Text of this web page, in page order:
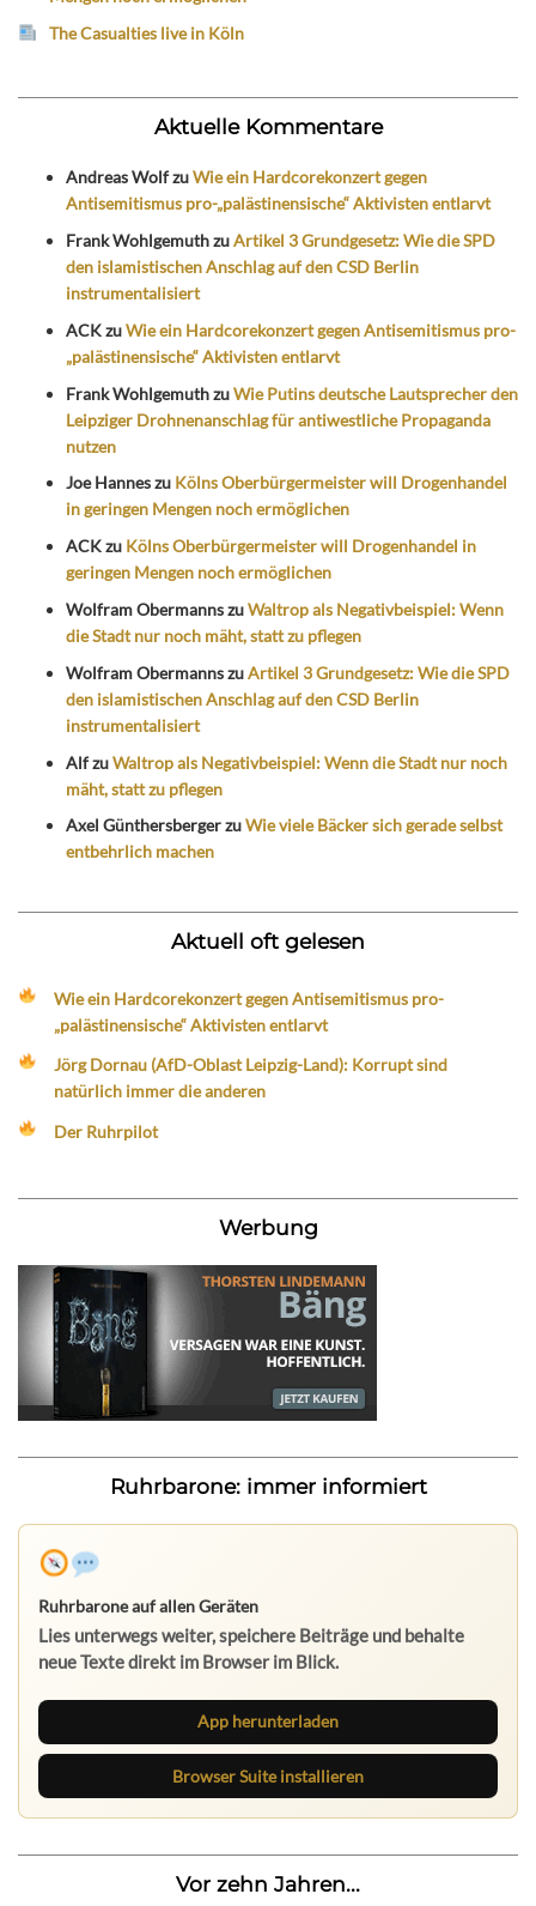
The Casualties live in Köln
Aktuelle Kommentare
Andreas WolfzuWie ein Hardcorekonzert gegen
Antisemitismus pro-„palästinensische“ Aktivisten entlarvt
Frank WohlgemuthzuArtikel 3 Grundgesetz: Wie die SPD
den islamistischen Anschlag auf den CSD Berlin
instrumentalisiert
ACKzuWie ein Hardcorekonzert gegen Antisemitismus pro-
„palästinensische“ Aktivisten entlarvt
Frank WohlgemuthzuWie Putins deutsche Lautsprecher den
Leipziger Drohnenanschlag für antiwestliche Propaganda
nutzen
Joe Hanneszu Kölns Oberbürgermeister will Drogenhandel
in geringen Mengen noch ermöglichen
ACKzu Kölns Oberbürgermeister will Drogenhandel in
geringen Mengen noch ermöglichen
Wolfram ObermannszuWaltrop als Negativbeispiel: Wenn
die Stadt nur noch mäht, statt zu pflegen
Wolfram ObermannszuArtikel 3 Grundgesetz: Wie die SPD
den islamistischen Anschlag auf den CSD Berlin
instrumentalisiert
AlfzuWaltrop als Negativbeispiel: Wenn die Stadt nur noch
mäht, statt zu pflegen
Axel GünthersbergerzuWie viele Bäcker sich gerade selbst
entbehrlich machen
Aktuell oft gelesen
Wie ein Hardcorekonzert gegen Antisemitismus pro-
„palästinensische“ Aktivisten entlarvt
Jörg Dornau (AfD-Oblast Leipzig-Land): Korrupt sind
natürlich immer die anderen
Der Ruhrpilot
Werbung
Ruhrbarone: immer informiert
Ruhrbarone auf allen Geräten
Lies unterwegs weiter, speichere Beiträge und behalte
neue Texte direkt im Browser im Blick.
App herunterladen
Browser Suite installieren
Vor zehn Jahren...